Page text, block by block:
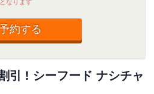
なります
約する
引 ! シーフード ナシチャ